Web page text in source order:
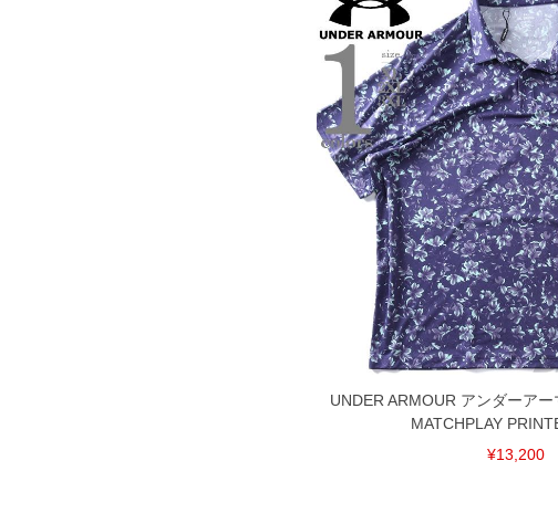
UNDER ARMOUR アンダーア
MATCHPLAY
¥13,200